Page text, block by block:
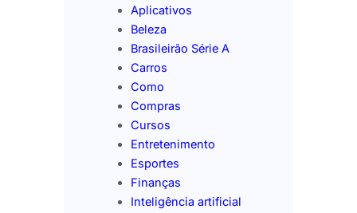
Aplicativos
Beleza
Brasileirão Série A
Carros
Como
Compras
Cursos
Entretenimento
Esportes
Finanças
Inteligência artificial